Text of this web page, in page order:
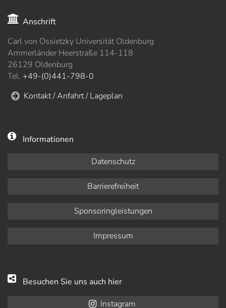
Anschrift
Carl von Ossietzky Universität Oldenburg
Ammerländer Heerstraße 114-118
26129 Oldenburg
Tel. +49-(0)441-798-0
Kontakt / Anfahrt / Lageplan
Informationen
Datenschutz
Barrierefreiheit
Sponsoringleistungen
Impressum
Besuchen Sie uns auch hier
Instagram